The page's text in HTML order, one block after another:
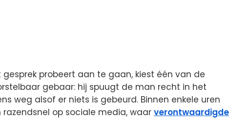
probeert aan te gaan, kiest één van de
gebaar: hij spuugt de man recht in het
weg alsof er niets is gebeurd. Binnen enkele uren
op sociale media, waar verontwaardigde